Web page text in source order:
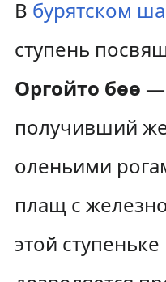
В бурятском
ступень
Оргойто бөө —
получивший
оленьими
плащ с
этой